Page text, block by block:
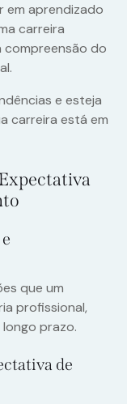
em aprendizado
carreira
do
e esteja
carreira está em
que um
profissional,
prazo.
de